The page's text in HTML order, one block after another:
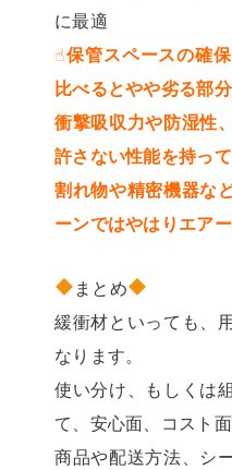
に最適
☝️保管スペースの確
比べるとやや劣る部
衝撃吸収力や防湿性
許さない性能を持って
割れ物や精密機器な
ーンではやはりエア
まとめ
緩衝材といっても、
なります。
使い分け、もしくは
て、安心面、コスト
商品や配送方法、シ